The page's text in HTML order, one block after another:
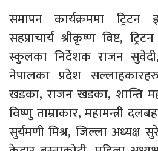
समापन कार्यक्रममा
सहप्राचार्य श्रीकृष्ण विष्ट,
स्कुलका निर्देशक राजन
नेपालका प्रदेश सल्लाहकारहरु
खडका, राजन खडका, शान्ति
विष्णु ताम्राकार, महामन्त्री
सुर्यमणी मिश्र, जिल्ला अध्यक्ष